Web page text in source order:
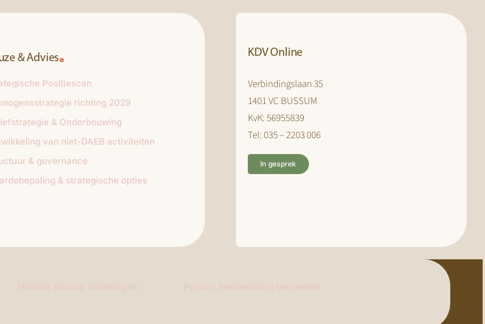
& Advies
Positiescan
richting 2029
& Onderbouwing
van niet-DAEB activiteiten
& governance
& strategische opties
KDV Online
Verbindingslaan 35
1401 VC BUSSUM
KvK: 56955839
Tel: 035 – 2203 006
In gesprek